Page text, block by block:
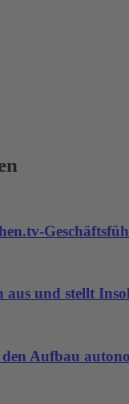
und stellt
Aufbau